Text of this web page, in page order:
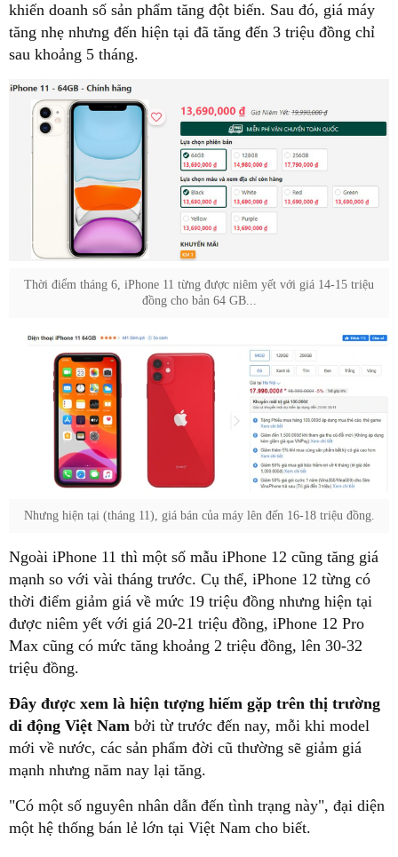
khiến doanh số sản phẩm tăng đột biến. Sau đó, giá máy
tăng nhẹ nhưng đến hiện tại đã tăng đến 3 triệu đồng chỉ
sau khoảng 5 tháng.
Thời điểm tháng 6, iPhone 11 từng được niêm yết với giá 14-15 triệu
đồng cho bản 64 GB...
Nhưng hiện tại (tháng 11), giá bán của máy lên đến 16-18 triệu đồng.
Ngoài iPhone 11 thì một số mẫu iPhone 12 cũng tăng giá
mạnh so với vài tháng trước. Cụ thể, iPhone 12 từng có
thời điểm giảm giá về mức 19 triệu đồng nhưng hiện tại
được niêm yết với giá 20-21 triệu đồng, iPhone 12 Pro
Max cũng có mức tăng khoảng 2 triệu đồng, lên 30-32
triệu đồng.
Đây được xem là hiện tượng hiếm gặp trên thị trường
di động Việt Nam bởi từ trước đến nay, mỗi khi model
mới về nước, các sản phẩm đời cũ thường sẽ giảm giá
mạnh nhưng năm nay lại tăng.
"Có một số nguyên nhân dẫn đến tình trạng này", đại diện
một hệ thống bán lẻ lớn tại Việt Nam cho biết.